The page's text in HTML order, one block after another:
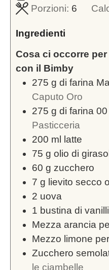
Porzioni: 6
Ingredienti
Cosa ci occorre
con il Bimby
275 g di farina
Caputo Oro
275 g di farina 00
Pasticceria
200 ml
latte
75 g olio di
60 g zucchero
7 g lievito secco
2 uova
1 bustina di
Mezza arancia
Mezzo limone
Zucchero
le ciambelle